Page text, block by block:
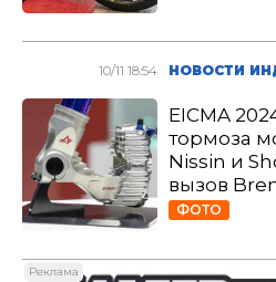
10/11 18:54 НОВОСТИ
EICMA
тормоза
Nissin и
вызов
ФОТО
Реклама